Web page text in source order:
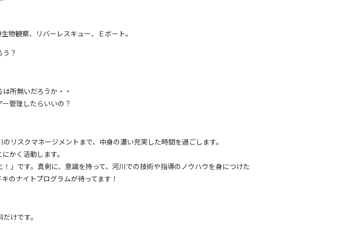
物観察、リバーレスキュー、Ｅボート。
う？
所無いだろうか・・
管理したらいいの？
のリスクマネージメントまで、中身の濃い充実した時間を過ごします。
かく活動します。
！」です。真剣に、意識を持って、河川での技術や指導のノウハウを身につけた
キのナイトプログラムが待ってます！
けです。